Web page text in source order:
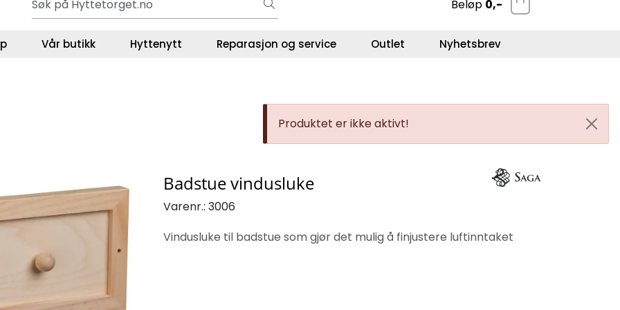
Gavekort - Gaven som ALLTID funker!
Kundeservice Favoritter
Beløp 0,-
Vår butikk Hyttenytt Reparasjon og service Outlet Nyhetsbrev
Produktet er ikke aktivt!
Badstue vindusluke
Varenr.: 3006
Vindusluke til badstue som gjør det mulig å finjustere luftinntaket